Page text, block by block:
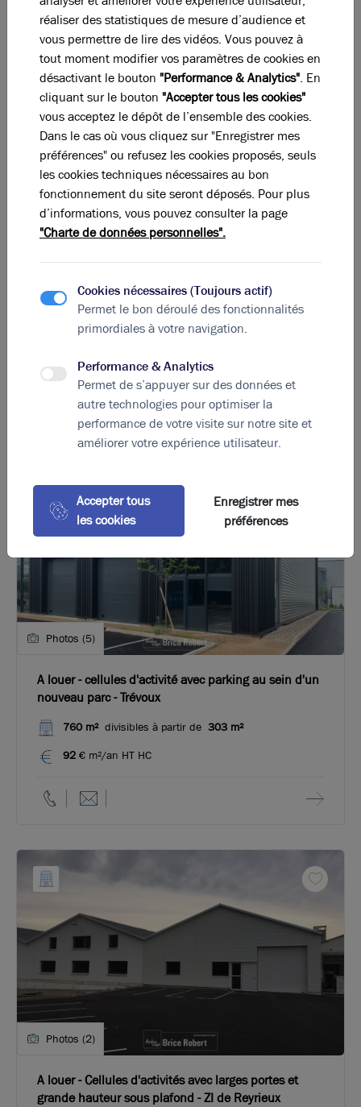
Photos (5)
plafond de 6.5 m dans un parc clos et sécurisé -
207 m²non divisibles
Photos (5)
A louer - cellules d'activité avec parking au sein d'un
nouveau parc - Trévoux
760 m²divisibles à partir de 303 m²
92 € m²/an HT HC
Photos (2)
A louer - Cellules d'activités avec larges portes et
grande hauteur sous plafond - ZI de Reyrieux
réaliser des statistiques de mesure d’audience et
vous permettre de lire des vidéos. Vous pouvez à
tout moment modifier vos paramètres de cookies en
désactivant le bouton "Performance & Analytics". En
cliquant sur le bouton "Accepter tous les cookies"
vous acceptez le dépôt de l’ensemble des cookies.
Dans le cas où vous cliquez sur "Enregistrer mes
préférences" ou refusez les cookies proposés, seuls
les cookies techniques nécessaires au bon
fonctionnement du site seront déposés. Pour plus
d’informations, vous pouvez consulter la page
"Charte de données personnelles".
Cookies nécessaires (Toujours actif)
Permet le bon déroulé des fonctionnalités
primordiales à votre navigation.
Performance & Analytics
Permet de s’appuyer sur des données et
autre technologies pour optimiser la
performance de votre visite sur notre site et
améliorer votre expérience utilisateur.
Accepter tous
les cookies
Enregistrer mes
préférences